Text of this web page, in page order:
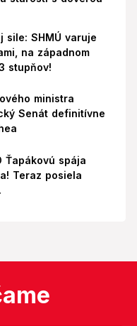
sile: SHMÚ varuje
na západnom
stupňov!
ministra
Senát definitívne
Ťapákovú spája
Teraz posiela